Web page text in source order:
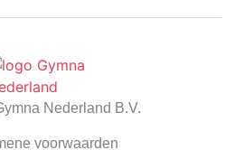
Nederland B.V.
voorwaarden